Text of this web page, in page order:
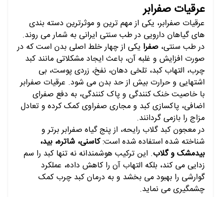
عرقیات صفرابر
عرقیات صفرابر، یکی از مهم ترین و موثرترین دسته بندی
های گیاهان دارویی در طب سنتی ایرانی به شمار می روند.
در طب سنتی، صفرا یکی از چهار خلط اصلی بدن است که در
صورت افزایش و غلبه آن، باعث ایجاد مشکلاتی مانند کبد
چرب، التهاب کبد، تلخی دهان، نفخ، زردی پوست، بی
اشتهایی و حرارت بیش از حد بدن می شود. عرقیات صفرابر
با خاصیت خنک کنندگی و پاک کنندگی، به دفع صفرای
اضافی، پاکسازی کبد و مجاری صفراوی کمک کرده و تعادل
مزاج را بازمی گردانند.
در معجون کبد گلاب رایحه، از پنج گیاه صفرابر برتر و
شناخته شده استفاده شده است:کاسنی، شاتره، بید،
بیدمشک و گلاب. این ترکیب هوشمندانه نه تنها کبد را سم
زدایی می کند، بلکه التهاب آن را کاهش داده، عملکرد
گوارشی را بهبود می بخشد و به درمان کبد چرب کمک
چشمگیری می نماید.